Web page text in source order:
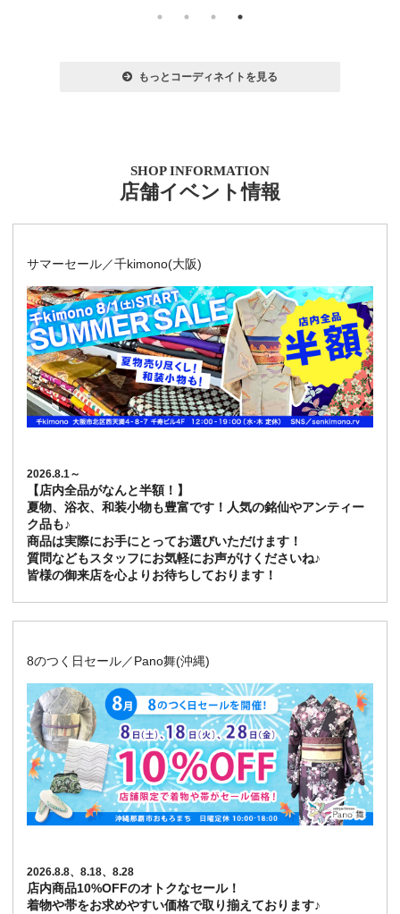
もっとコーディネイトを見る
SHOP INFORMATION
店舗イベント情報
サマーセール／千kimono(大阪)
2026.8.1～
【店内全品がなんと半額！】
夏物、浴衣、和装小物も豊富です！人気の銘仙やアンティー
ク品も♪
商品は実際にお手にとってお選びいただけます！
質問などもスタッフにお気軽にお声がけくださいね♪
皆様の御来店を心よりお待ちしております！
8のつく日セール／Pano舞(沖縄)
2026.8.8、8.18、8.28
店内商品10%OFFのオトクなセール！
着物や帯をお求めやすい価格で取り揃えております♪